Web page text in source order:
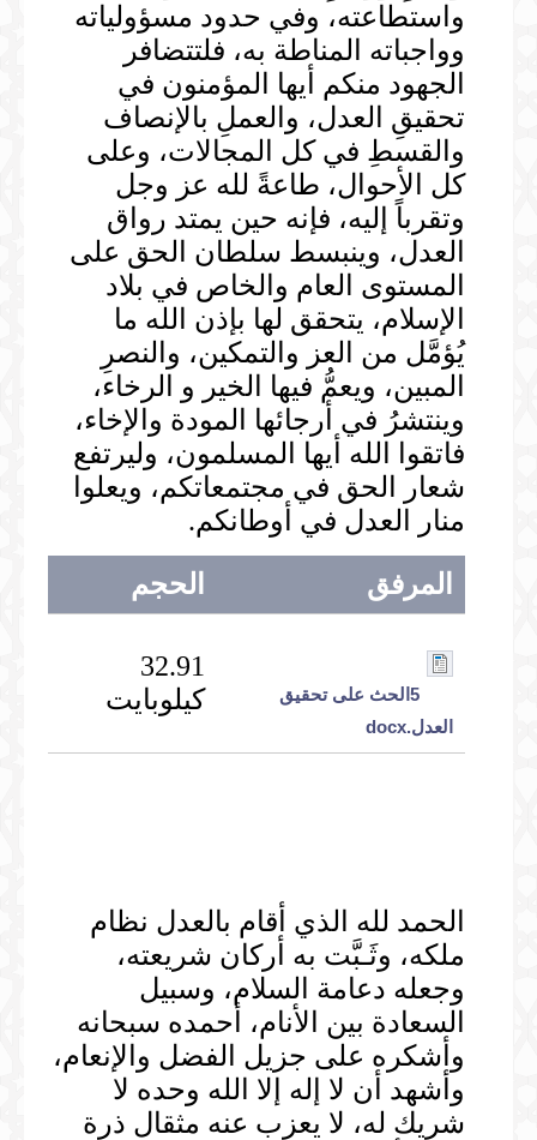
واستطاعته، وفي حدود مسؤولياته
وواجباته المناطة به، فلتتضافر
الجهود منكم أيها المؤمنون في
تحقيقِ العدل، والعملِ بالإنصاف
والقسطِ في كل المجالات، وعلى
كل الأحوال، طاعةً لله عز وجل
وتقرباً إليه، فإنه حين يمتد رواق
العدل، وينبسط سلطان الحق على
المستوى العام والخاص في بلاد
الإسلام، يتحقق لها بإذن الله ما
يُؤمَّل من العز والتمكين، والنصرِ
المبين، ويعمُّ فيها الخير و الرخاء،
وينتشرُ في أرجائها المودة والإخاء،
فاتقوا الله أيها المسلمون، وليرتفع
شعار الحق في مجتمعاتكم، ويعلوا
منار العدل في أوطانكم.
المرفق الحجم
5الحث على تحقيق
العدل.docx
32.91
كيلوبايت
الحمد لله الذي أقام بالعدل نظام
ملكه، وثَـبَّت به أركان شريعته،
وجعله دعامة السلام، وسبيل
السعادة بين الأنام، أحمده سبحانه
وأشكره على جزيل الفضل والإنعام،
وأشهد أن لا إله إلا الله وحده لا
شريك له، لا يعزب عنه مثقال ذرة